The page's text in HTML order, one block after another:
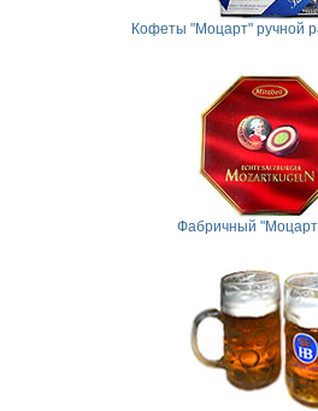
Кофеты "Моцарт" ручной
Фабричный